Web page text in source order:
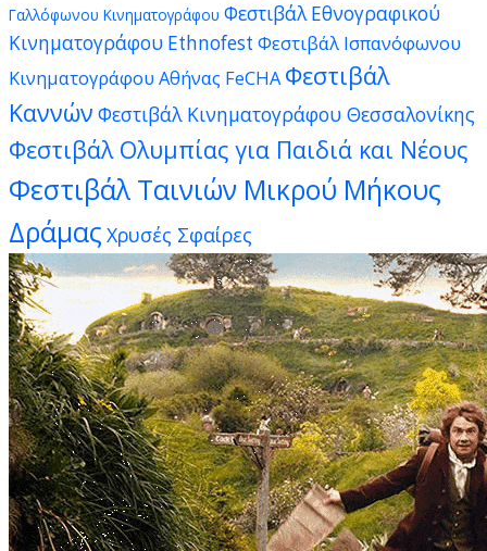
Γαλλόφωνου Κινηματογράφου Φεστιβάλ Εθνογραφικού
Κινηματογράφου Ethnofest Φεστιβάλ Ισπανόφωνου
Κινηματογράφου Αθήνας FeCHA Φεστιβάλ
Καννών Φεστιβάλ Κινηματογράφου Θεσσαλονίκης
Φεστιβάλ Ολυμπίας για Παιδιά και Νέους
Φεστιβάλ Ταινιών Μικρού Μήκους
Δράμας Χρυσές Σφαίρες